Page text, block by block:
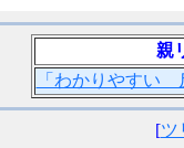
親
「わかりやすい
[ツ